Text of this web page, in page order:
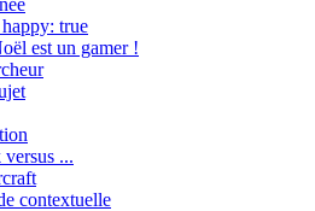
true
est un gamer !
...
contextuelle